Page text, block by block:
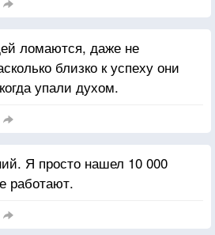
ломаются, даже не
близко к успеху они
упали духом.
Я просто нашел 10 000
работают.